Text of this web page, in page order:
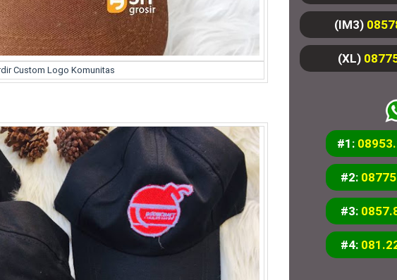
Custom Logo Komunitas
(IM3)
(XL)
#1:
#2:
#3:
#4: